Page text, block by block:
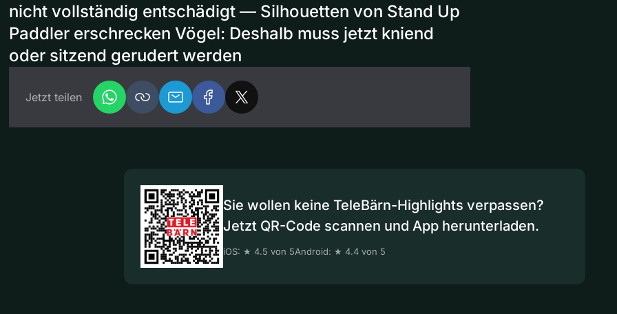
nicht vollständig entschädigt — Silhouetten von Stand Up
Paddler erschrecken Vögel: Deshalb muss jetzt kniend
oder sitzend gerudert werden
Jetzt teilen
Sie wollen keine TeleBärn-Highlights verpassen?
Jetzt QR-Code scannen und App herunterladen.
iOS: ★ 4.5 von 5Android: ★ 4.4 von 5